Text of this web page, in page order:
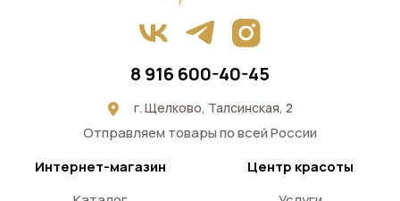
Центр красоты
Интернет-магазин
8 916 600-40-45
г. Щелково, Талсинская, 2
Отправляем товары по всей России